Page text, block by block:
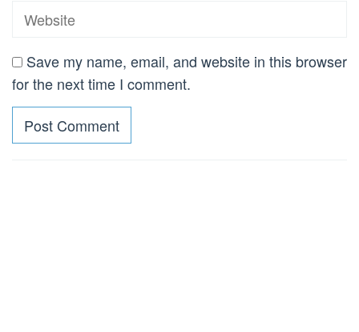
Save my name, email, and website in this browser
for the next time I comment.